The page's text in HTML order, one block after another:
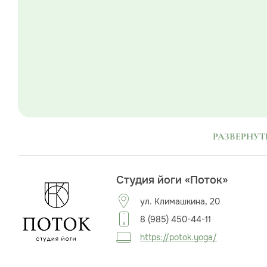
Студия йоги «Поток»
ул. Климашкина, 20
8 (985) 450-44-11
https://potok.yoga/